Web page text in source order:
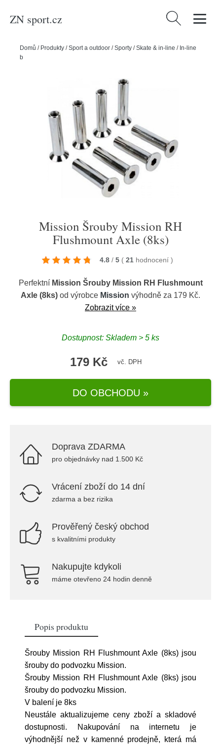
ZN sport.cz Vyhledávání
Domů / Produkty /Sport a outdoor /Sporty /Skate & in-line / In-line
bruslení
Mission Šrouby Mission RH
Flushmount Axle (8ks)
4.8 / 5 ( 21 hodnocení )
Perfektní Mission Šrouby Mission RH Flushmount
Axle (8ks) od výrobce Mission výhodně za 179 Kč.
Zobrazit více »
Dostupnost: Skladem > 5 ks
179 Kč vč. DPH
DO OBCHODU »
Doprava ZDARMA
pro objednávky nad 1.500 Kč
Vrácení zboží do 14 dní
zdarma a bez rizika
Prověřený český obchod
s kvalitními produkty
Nakupujte kdykoli
máme otevřeno 24 hodin denně
Popis produktu
Šrouby Mission RH Flushmount Axle (8ks) jsou
šrouby do podvozku Mission.
Šrouby Mission RH Flushmount Axle (8ks) jsou
šrouby do podvozku Mission.
V balení je 8ks
Neustále aktualizujeme ceny zboží a skladové
dostupnosti. Nakupování na internetu je
výhodnější než v kamenné prodejně, která má